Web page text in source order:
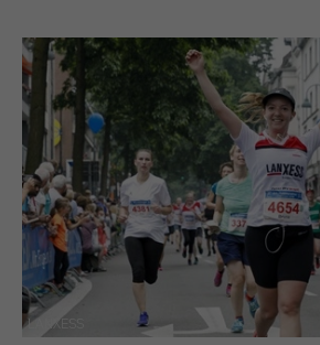
LANXESS